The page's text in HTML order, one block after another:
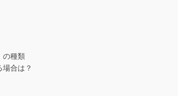
豊中市出身
ィング株式会社
チャンネル：
の種類
合は？